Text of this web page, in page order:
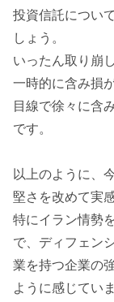
投資信託につい
しょう。
いったん取り崩
一時的に含み損
目線で徐々に含
です。
以上のように、
堅さを改めて実
特にイラン情勢
で、ディフェン
業を持つ企業の
ように感じていま